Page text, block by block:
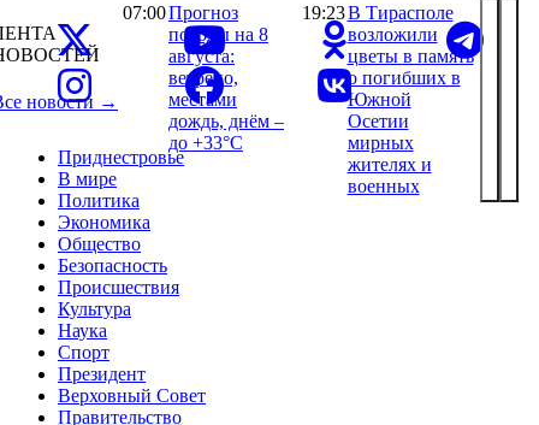
Приднестровье
В мире
Политика
Экономика
Общество
Безопасность
Происшествия
Культура
Наука
Спорт
Президент
Верховный Совет
Правительство
новости →
07:00Прогноз
погоды на 8
августа:
ветрено,
местами
дождь, днём –
до +33°С
19:23В Тирасполе
возложили
цветы в память
о погибших в
Южной
Осетии
мирных
жителях и
военных